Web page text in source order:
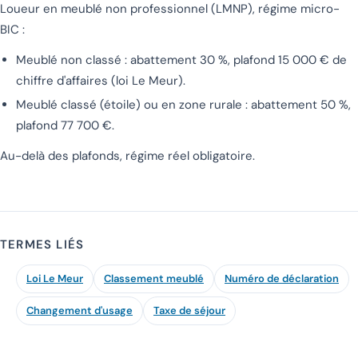
Loueur en meublé non professionnel (LMNP), régime micro-
BIC :
Meublé non classé : abattement 30 %, plafond 15 000 € de
chiffre d'affaires (loi Le Meur).
Meublé classé (étoile) ou en zone rurale : abattement 50 %,
plafond 77 700 €.
Au-delà des plafonds, régime réel obligatoire.
TERMES LIÉS
Loi Le Meur Classement meublé Numéro de déclaration
Changement d'usage Taxe de séjour